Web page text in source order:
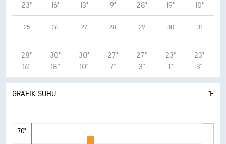
23°
16°
13°
9°
28°
19°
10°
25
28°
16°
26
30°
18°
27
30°
10°
28
27°
7°
29
27°
3°
30
23°
1°
31
23°
3°
GRAFIK SUHU °F
70°